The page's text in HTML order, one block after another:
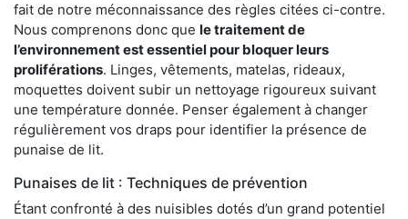
fait de notre méconnaissance des règles citées ci-contre.
Nous comprenons donc que le traitement de
l’environnement est essentiel pour bloquer leurs
proliférations. Linges, vêtements, matelas, rideaux,
moquettes doivent subir un nettoyage rigoureux suivant
une température donnée. Penser également à changer
régulièrement vos draps pour identifier la présence de
punaise de lit.
Punaises de lit : Techniques de prévention
Étant confronté à des nuisibles dotés d’un grand potentiel